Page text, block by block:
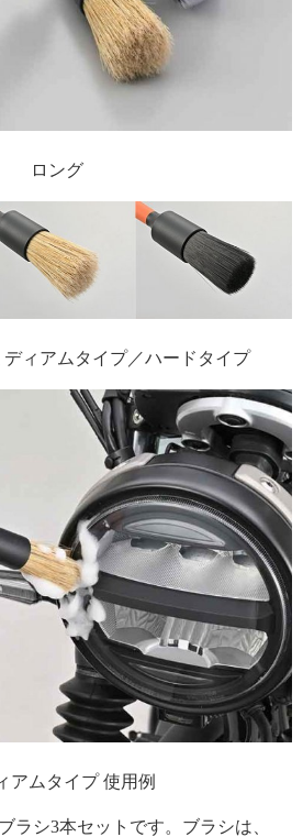
ロング
ィアムタイプ／ハードタイプ
アムタイプ 使用例
ラシ3本セットです。ブラシは、